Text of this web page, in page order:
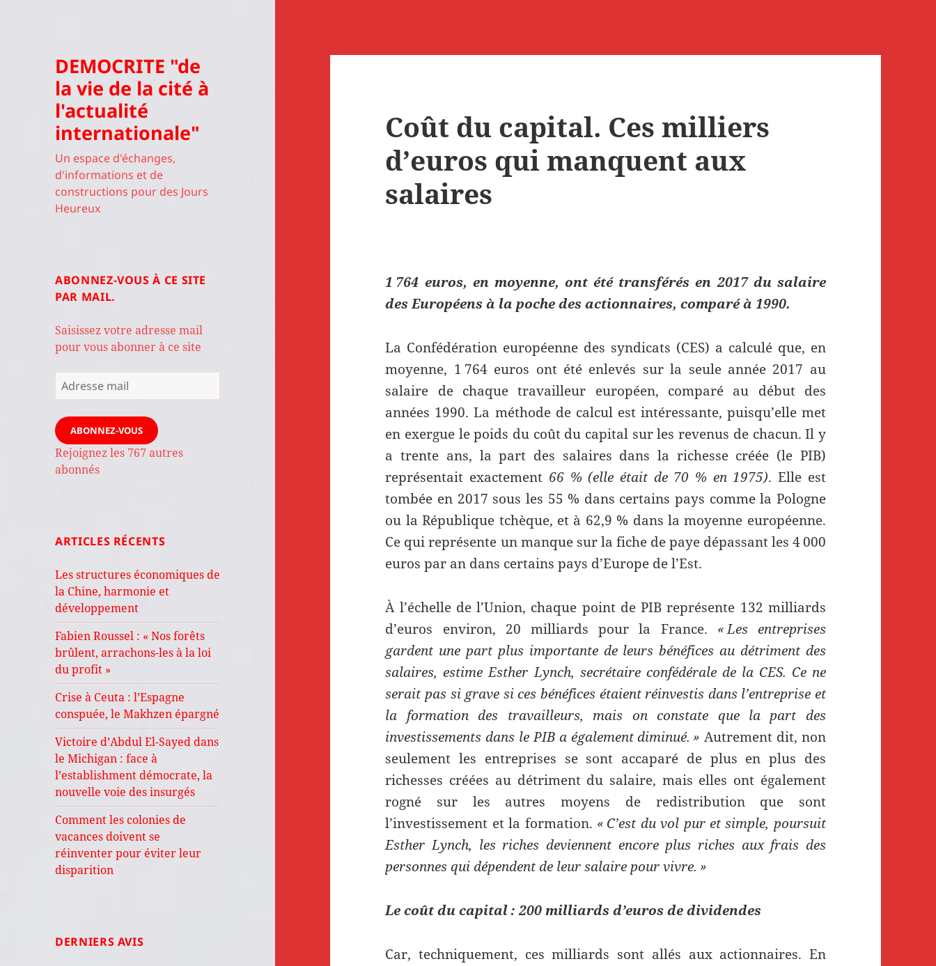
DEMOCRITE "de
la vie de la cité à
l'actualité
internationale"
Un espace d'échanges,
d'informations et de
constructions pour des Jours
Heureux
ABONNEZ-VOUS À CE SITE
PAR MAIL.
Saisissez votre adresse mail
pour vous abonner à ce site
Adresse
mail
ABONNEZ-VOUS
Rejoignez les 767 autres
abonnés
ARTICLES RÉCENTS
Les structures économiques de
la Chine, harmonie et
développement
Fabien Roussel : « Nos forêts
brûlent, arrachons-les à la loi
du profit »
Crise à Ceuta : l’Espagne
conspuée, le Makhzen épargné
Victoire d’Abdul El-Sayed dans
le Michigan : face à
l’establishment démocrate, la
nouvelle voie des insurgés
Comment les colonies de
vacances doivent se
réinventer pour éviter leur
disparition
DERNIERS AVIS
Coût du capital. Ces milliers
d’euros qui manquent aux
salaires
1 764 euros, en moyenne, ont été transférés en 2017 du salaire
des Européens à la poche des actionnaires, comparé à 1990.
La Confédération européenne des syndicats (CES) a calculé que, en
moyenne, 1 764 euros ont été enlevés sur la seule année 2017 au
salaire de chaque travailleur européen, comparé au début des
années 1990. La méthode de calcul est intéressante, puisqu’elle met
en exergue le poids du coût du capital sur les revenus de chacun. Il y
a trente ans, la part des salaires dans la richesse créée (le PIB)
représentait exactement 66 % (elle était de 70 % en 1975). Elle est
tombée en 2017 sous les 55 % dans certains pays comme la Pologne
ou la République tchèque, et à 62,9 % dans la moyenne européenne.
Ce qui représente un manque sur la fiche de paye dépassant les 4 000
euros par an dans certains pays d’Europe de l’Est.
À l’échelle de l’Union, chaque point de PIB représente 132 milliards
d’euros environ, 20 milliards pour la France. « Les entreprises
gardent une part plus importante de leurs bénéfices au détriment des
salaires, estime Esther Lynch, secrétaire confédérale de la CES. Ce ne
serait pas si grave si ces bénéfices étaient réinvestis dans l’entreprise et
la formation des travailleurs, mais on constate que la part des
investissements dans le PIB a également diminué. » Autrement dit, non
seulement les entreprises se sont accaparé de plus en plus des
richesses créées au détriment du salaire, mais elles ont également
rogné sur les autres moyens de redistribution que sont
l’investissement et la formation. « C’est du vol pur et simple, poursuit
Esther Lynch, les riches deviennent encore plus riches aux frais des
personnes qui dépendent de leur salaire pour vivre. »
Le coût du capital : 200 milliards d’euros de dividendes
Car, techniquement, ces milliards sont allés aux actionnaires. En